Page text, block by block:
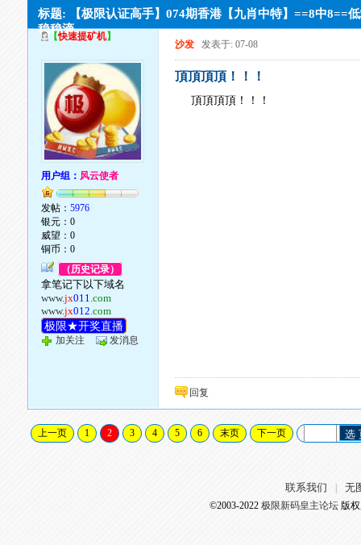
标题: 【极限认证高手】074期香港【九肖中特】==8中8==
稳稳滴。
【快速提矿机】
用户组： 风云使者
发帖：5976
银元：0
威望：0
铜币：0
（历史记录）
拿笔记下以下域名
www.jx011.com
www.jx012.com
极限★开奖直播
加关注 发消息
沙发 发表于: 07-08
頂頂頂頂！！！
頂頂頂頂！！！
回复
上一页 1 2 3 4 5 6 末页 下一页 选
联系我们 无
©2003-2022 极限新码皇主论坛版权